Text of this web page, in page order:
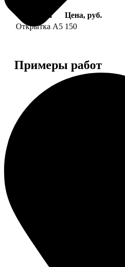
Услуга
Цена, руб.
Открытка А5 150
Примеры работ